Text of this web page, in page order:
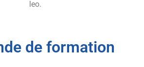
leo.
de formation